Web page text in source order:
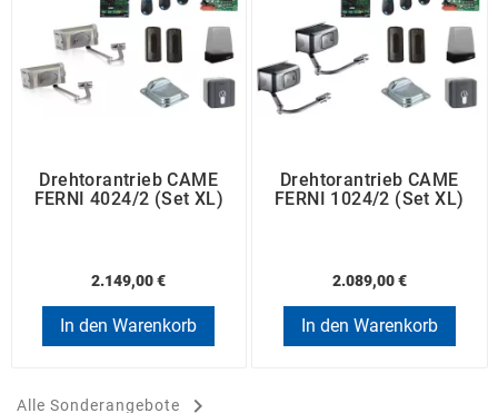
Drehtorantrieb CAME
FERNI 4024/2 (Set XL)
2.149,00 €
In den Warenkorb
Drehtorantrieb CAME
FERNI 1024/2 (Set XL)
2.089,00 €
In den Warenkorb
Alle Sonderangebote 